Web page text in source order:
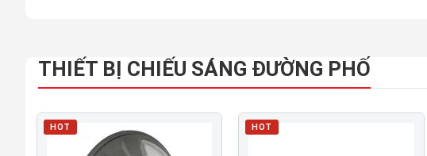
THIẾT BỊ CHIẾU SÁNG ĐƯỜNG PHỐ
HOT HOT